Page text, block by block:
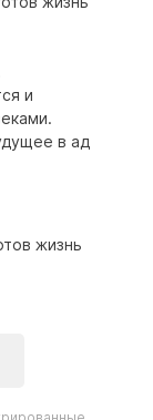
и
в ад
жизнь